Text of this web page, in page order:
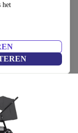
het
Kinderwagens